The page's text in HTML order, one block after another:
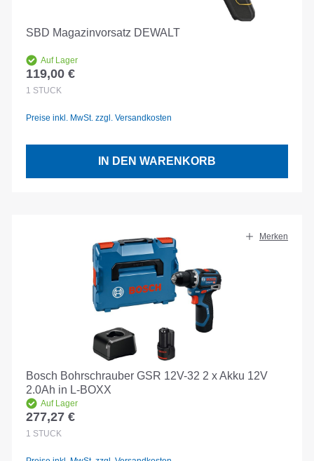
SBD Magazinvorsatz DEWALT
Auf Lager
Regulärer Preis:
119,00 €
1 STÜCK
Preise inkl. MwSt. zzgl. Versandkosten
IN DEN WARENKORB
Merken
Bosch Bohrschrauber GSR 12V-32 2 x Akku 12V
2.0Ah in L-BOXX
Auf Lager
Regulärer Preis:
277,27 €
1 STÜCK